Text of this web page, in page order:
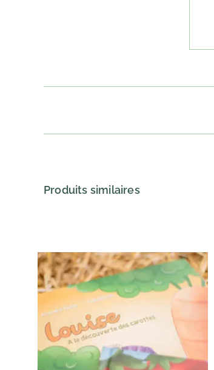
Produits similaires